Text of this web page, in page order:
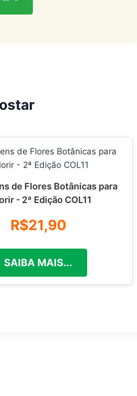
de Flores Botânicas para
- 2ª Edição COL11
R$21,90
SAIBA MAIS...